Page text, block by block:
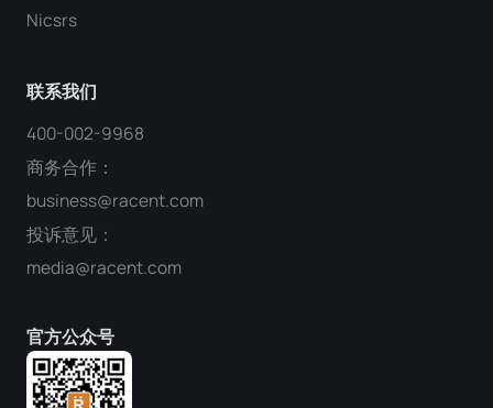
Nicsrs
联系我们
400-002-9968
商务合作：
business@racent.com
投诉意见：
media@racent.com
官方公众号